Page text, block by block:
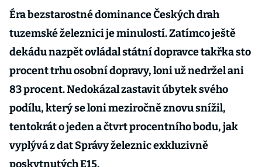
Éra bezstarostné dominance Českých drah
tuzemské železnici je minulostí. Zatímco ještě
dekádu nazpět ovládal státní dopravce takřka sto
procent trhu osobní dopravy, loni už nedržel ani
83 procent. Nedokázal zastavit úbytek svého
podílu, který se loni meziročně znovu snížil,
tentokrát o jeden a čtvrt procentního bodu, jak
vyplývá z dat Správy železnic exkluzivně
poskytnutých E15.